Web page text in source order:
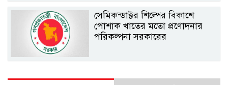
সেমিকন্ডাক্টর শিল্পের বিকাশে
পোশাক খাতের মতো প্রণোদনার
পরিকল্পনা সরকারের